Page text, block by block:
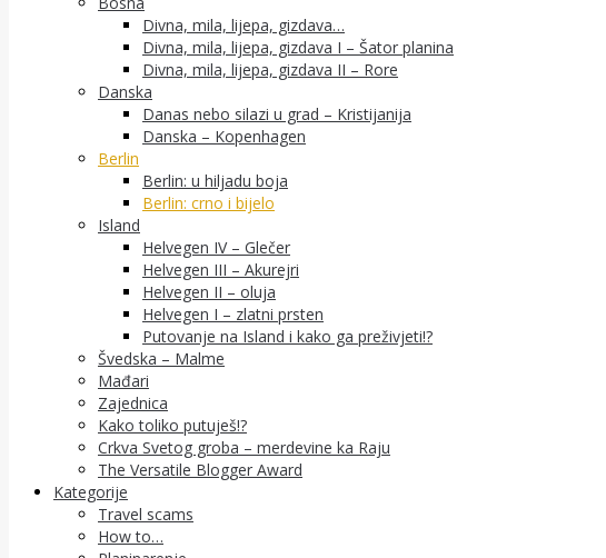
Divna, mila, lijepa, gizdava…
Divna, mila, lijepa, gizdava I – Šator planina
Divna, mila, lijepa, gizdava II – Rore
Danska
Danas nebo silazi u grad – Kristijanija
Danska – Kopenhagen
Berlin
Berlin: u hiljadu boja
Berlin: crno i bijelo
Island
Helvegen IV – Glečer
Helvegen III – Akurejri
Helvegen II – oluja
Helvegen I – zlatni prsten
Putovanje na Island i kako ga preživjeti!?
Švedska – Malme
Mađari
Zajednica
Kako toliko putuješ!?
Crkva Svetog groba – merdevine ka Raju
The Versatile Blogger Award
Kategorije
Travel scams
How to…